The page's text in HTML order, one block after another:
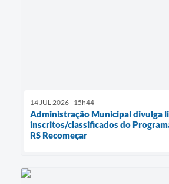
14 JUL 2026 - 15h44
Administração Municipal divulga
inscritos/classificados do
RS Recomeçar